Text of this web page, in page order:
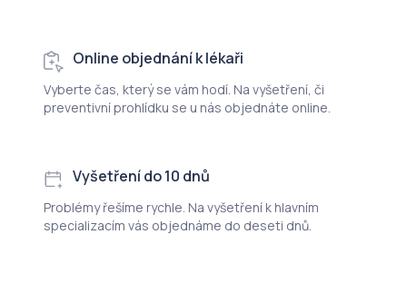
Online objednání k lékaři
Vyberte čas, který se vám hodí. Na vyšetření, či
preventivní prohlídku se u nás objednáte online.
Vyšetření do 10 dnů
Problémy řešíme rychle. Na vyšetření k hlavním
specializacím vás objednáme do deseti dnů.